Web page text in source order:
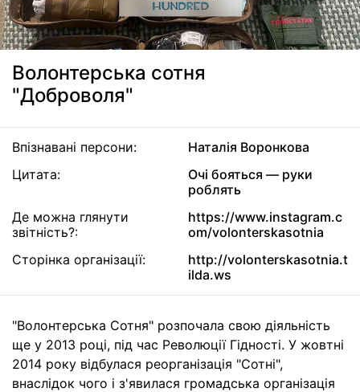
Волонтерська сотня
"Доброволя"
Впізнавані персони:
Наталія Воронкова
Цитата:
Очі бояться — руки
роблять
Де можна глянути
звітність?:
https://www.instagram.c
om/volonterskasotnia
Сторінка організації:
http://volonterskasotnia.t
ilda.ws
"Волонтерська Сотня" розпочала свою діяльність
ще у 2013 році, під час Революції Гідності. У жовтні
2014 року відбулася реорганізація "Сотні",
внаслідок чого і з'явилася громадська організація